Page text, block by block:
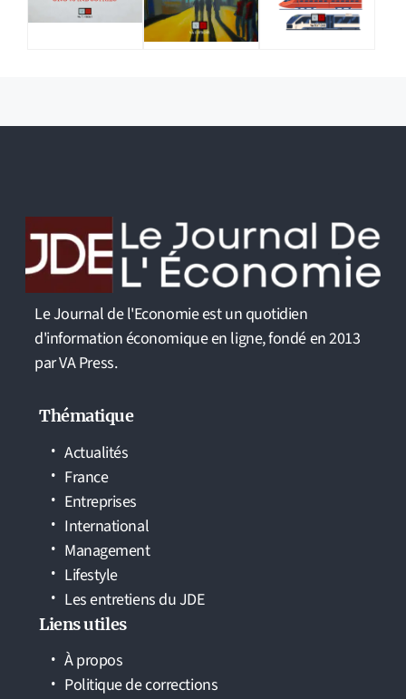
Le Journal de l'Economie est un quotidien
d'information économique en ligne, fondé en 2013
par VA Press.
Thématique
Actualités
France
Entreprises
International
Management
Lifestyle
Les entretiens du JDE
Liens utiles
À propos
Politique de corrections